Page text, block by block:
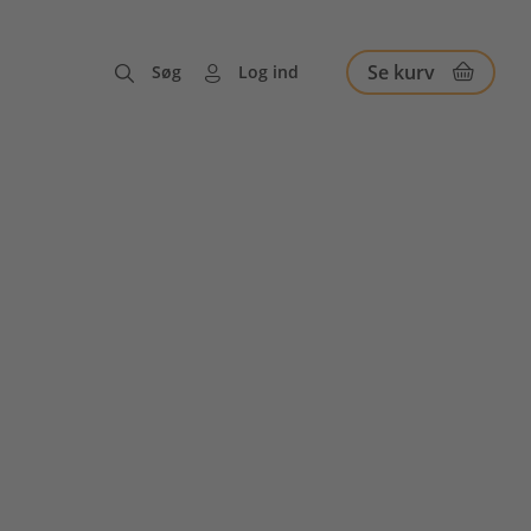
Søg Log ind Se kurv